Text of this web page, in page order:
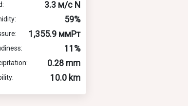
3.3 м/с N
59%
1,355.9 ммРт
11%
0.28 mm
10.0 km